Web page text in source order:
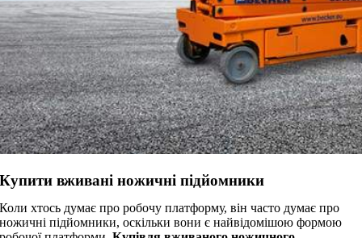
Купити вживані ножичні підйомники
Коли хтось думає про робочу платформу, він часто думає про
ножичні підйомники, оскільки вони є найвідомішою формою